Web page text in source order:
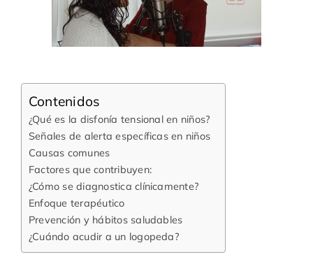
Contenidos
¿Qué es la disfonía tensional en niños?
Señales de alerta específicas en niños
Causas comunes
Factores que contribuyen:
¿Cómo se diagnostica clínicamente?
Enfoque terapéutico
Prevención y hábitos saludables
¿Cuándo acudir a un logopeda?